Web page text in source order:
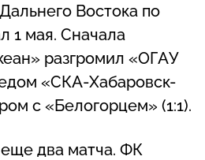
Востока по
1 мая. Сначала
разгромил «ОГАУ
«СКА-Хабаровск-
с «Белогорцем» (1:1).
два матча. ФК